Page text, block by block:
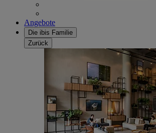
Angebote
Die ibis Familie
Zurück